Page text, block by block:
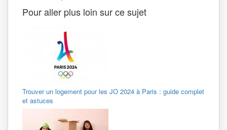
Pour aller plus loin sur ce sujet
Trouver un logement pour les JO 2024 à Paris : guide complet
et astuces